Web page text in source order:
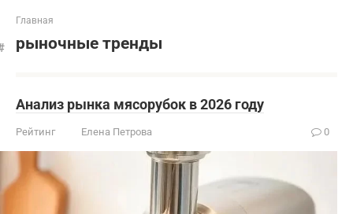
Главная
рыночные тренды
Анализ рынка мясорубок в 2026 году
Рейтинг Елена Петрова 0